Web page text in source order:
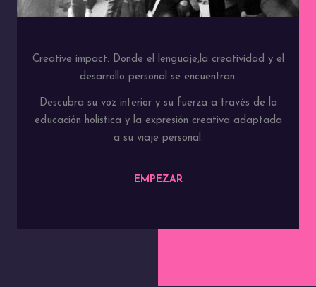
Creative impact: Donde el lenguaje,la creatividad y el
desarrollo personal se encuentran.
Descubra su voz interior y su fuerza a través de la
educación holística y la expresión creativa adaptada
a su viaje personal.
EMPEZAR